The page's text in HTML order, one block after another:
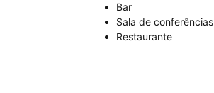
Bar
Sala de conferências
Restaurante